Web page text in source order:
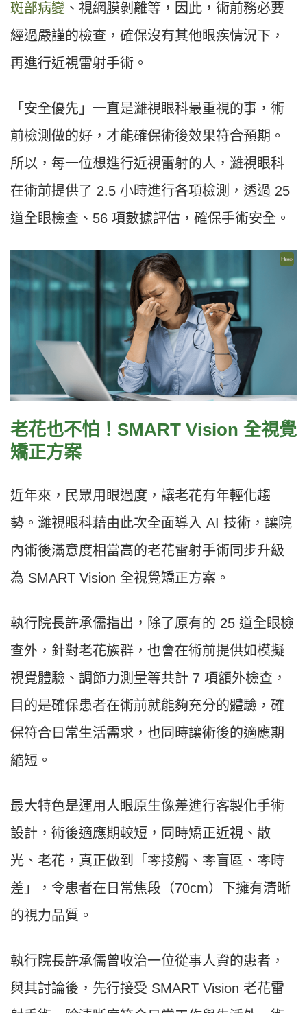
斑部病變 、視網膜剝離等，因此，術前務必要
經過嚴謹的檢查，確保沒有其他眼疾情況下，
再進行近視雷射手術。
「安全優先」一直是濰視眼科最重視的事，術
前檢測做的好，才能確保術後效果符合預期。
所以，每一位想進行近視雷射的人，濰視眼科
在術前提供了 2.5 小時進行各項檢測，透過 25
道全眼檢查、56 項數據評估，確保手術安全。
老花也不怕！SMART Vision 全視覺
矯正方案
近年來，民眾用眼過度，讓老花有年輕化趨
勢。濰視眼科藉由此次全面導入 AI 技術，讓院
內術後滿意度相當高的老花雷射手術同步升級
為 SMART Vision 全視覺矯正方案。
執行院長許承儒指出，除了原有的 25 道全眼檢
查外，針對老花族群，也會在術前提供如模擬
視覺體驗、調節力測量等共計 7 項額外檢查，
目的是確保患者在術前就能夠充分的體驗，確
保符合日常生活需求，也同時讓術後的適應期
縮短。
最大特色是運用人眼原生像差進行客製化手術
設計，術後適應期較短，同時矯正近視、散
光、老花，真正做到「零接觸、零盲區、零時
差」，令患者在日常焦段（70cm）下擁有清晰
的視力品質。
執行院長許承儒曾收治一位從事人資的患者，
與其討論後，先行接受 SMART Vision 老花雷